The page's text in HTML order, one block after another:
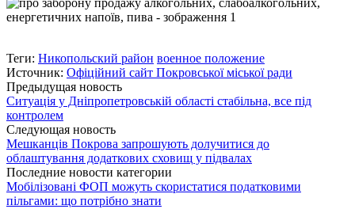
Теги: Никопольский район военное положение
Источник: Офіційний сайт Покровської міської ради
Предыдущая новость
Ситуація у Дніпропетровській області стабільна, все під
контролем
Следующая новость
Мешканців Покрова запрошують долучитися до
облаштування додаткових сховищ у підвалах
Последние новости категории
Мобілізовані ФОП можуть скористатися податковими
пільгами: що потрібно знати